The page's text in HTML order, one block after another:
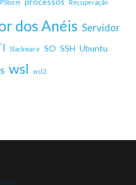
Recuperação
dos Anéis Servidor
Slackware SO SSH Ubuntu
wsl wsl2